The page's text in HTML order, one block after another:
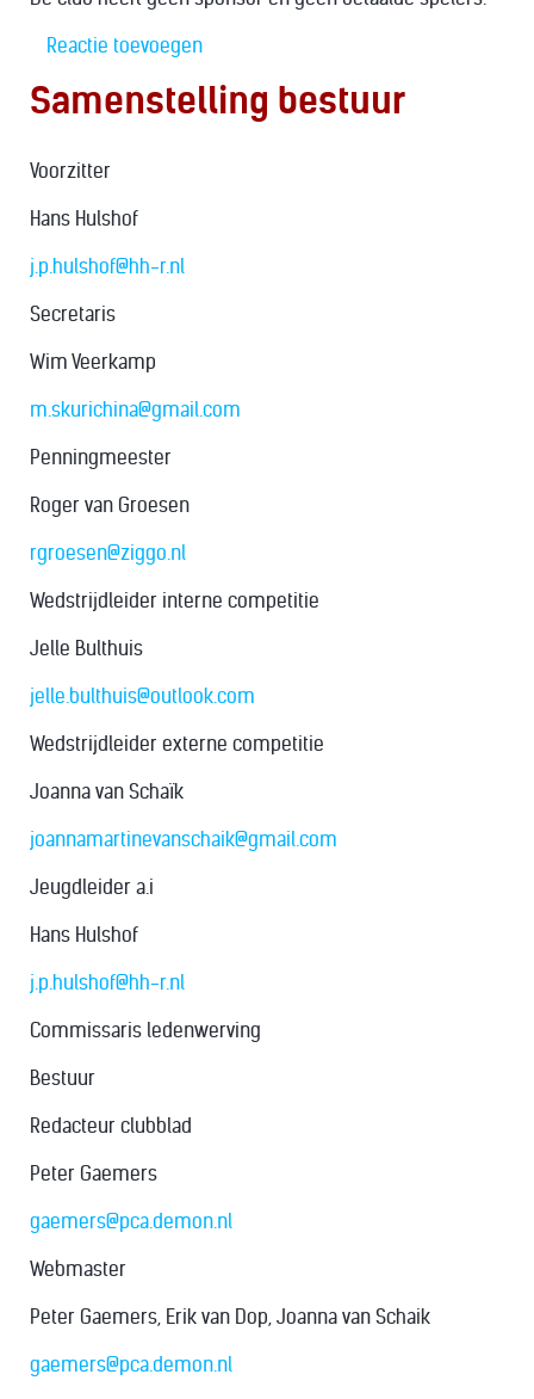
Reactie toevoegen
Samenstelling bestuur
Voorzitter
Hans Hulshof
j.p.hulshof@hh-r.nl
Secretaris
Wim Veerkamp
m.skurichina@gmail.com
Penningmeester
Roger van Groesen
rgroesen@ziggo.nl
Wedstrijdleider interne competitie
Jelle Bulthuis
jelle.bulthuis@outlook.com
Wedstrijdleider externe competitie
Joanna van Schaïk
joannamartinevanschaik@gmail.com
Jeugdleider a.i
Hans Hulshof
j.p.hulshof@hh-r.nl
Commissaris ledenwerving
Bestuur
Redacteur clubblad
Peter Gaemers
gaemers@pca.demon.nl
Webmaster
Peter Gaemers, Erik van Dop, Joanna van Schaik
gaemers@pca.demon.nl